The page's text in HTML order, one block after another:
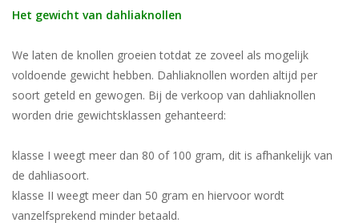
Het gewicht van dahliaknollen
We laten de knollen groeien totdat ze zoveel als mogelijk
voldoende gewicht hebben. Dahliaknollen worden altijd per
soort geteld en gewogen. Bij de verkoop van dahliaknollen
worden drie gewichtsklassen gehanteerd:
klasse I weegt meer dan 80 of 100 gram, dit is afhankelijk van
de dahliasoort.
klasse II weegt meer dan 50 gram en hiervoor wordt
vanzelfsprekend minder betaald.